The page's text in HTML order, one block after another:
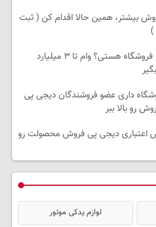
بیشتر، همین حالا اقدام کن ( ثبت
)
صاحب فروشگاه هستی؟ وام تا ۳ میلیارد
داری عضو فروشندگان دیجی پی
رو بالا ببر
اعتباری دیجی پی فروش محصولت رو
لوازم یدکی موتور